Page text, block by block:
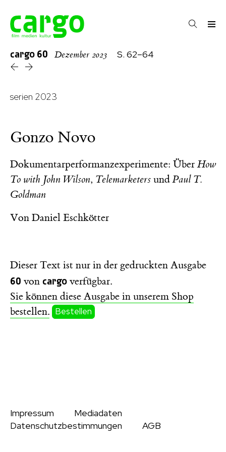
cargo 60 Dezember 2023 S. 62–64
serien 2023
Gonzo Novo
Dokumentarperformanzexperimente: ÜberHow
To with John Wilson, Telemarketers undPaul T.
Goldman
Von Daniel Eschkötter
Dieser Text ist nur in der gedruckten Ausgabe
60 von cargo verfügbar.
Sie können diese Ausgabe in unserem Shop
bestellen. Bestellen
Impressum
Mediadaten
Datenschutzbestimmungen
AGB